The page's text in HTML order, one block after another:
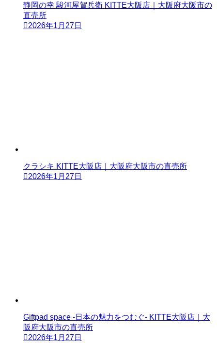
静岡の幸 駿河屋賀兵衛 KITTE大阪店｜大阪府大阪市の
直売所
2026年1月27日
クラシキ KITTE大阪店｜大阪府大阪市の直売所
2026年1月27日
Giftpad space -日本の魅力をつむぐ- KITTE大阪店｜大
阪府大阪市の直売所
2026年1月27日